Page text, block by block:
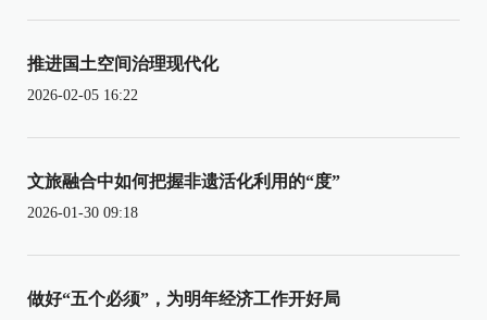
推进国土空间治理现代化
2026-02-05 16:22
文旅融合中如何把握非遗活化利用的“度”
2026-01-30 09:18
做好“五个必须”，为明年经济工作开好局